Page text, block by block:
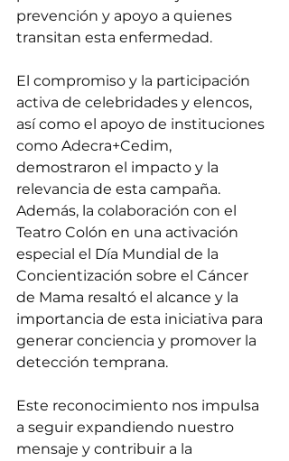
prevención y apoyo a quienes
transitan esta enfermedad.
El compromiso y la participación
activa de celebridades y elencos,
así como el apoyo de instituciones
como Adecra+Cedim,
demostraron el impacto y la
relevancia de esta campaña.
Además, la colaboración con el
Teatro Colón en una activación
especial el Día Mundial de la
Concientización sobre el Cáncer
de Mama resaltó el alcance y la
importancia de esta iniciativa para
generar conciencia y promover la
detección temprana.
Este reconocimiento nos impulsa
a seguir expandiendo nuestro
mensaje y contribuir a la